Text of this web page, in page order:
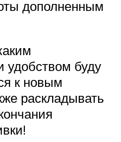
дополненным
удобством буду
к новым
раскладывать